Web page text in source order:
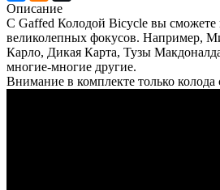
Описание
C Gaffed Колодой Bicycle вы
великолепных фокусов. Например,
Карло, Дикая Карта, Тузы
многие-многие другие.
Внимание в комплекте только колода